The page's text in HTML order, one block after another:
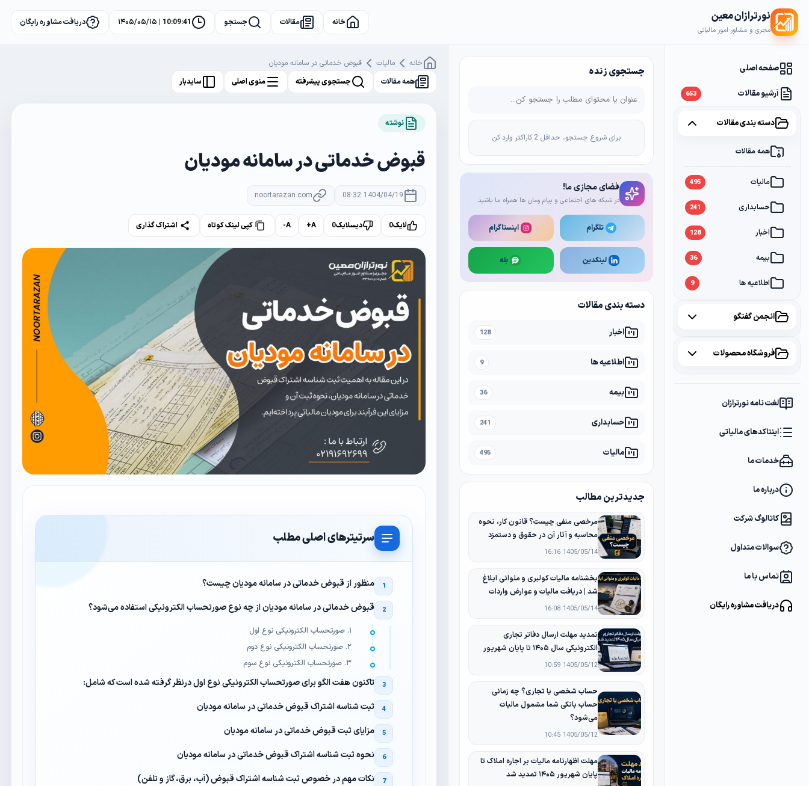
نورترازان معین
مجری و مشاور امور مالیاتی
خانه مقالات جستجو 10:09:42 | ۱۴۰۵/۰۵/۱۵ دریافت مشاوره رایگان
صفحه اصلی
آرشیو مقالات 653
دسته بندی مقالات
همه مقالات
مالیات 495
حسابداری 241
اخبار 128
بیمه 36
اطلاعیه ها 9
انجمن گفتگو
سامانه مودیان
بانک
فروشگاه محصولات
پکیج DVD آموزشی
کتاب ها
فایل های دانلودی
لغت نامه نورترازان
اینتاکدهای مالیاتی
خدمات ما
درباره ما
کاتالوگ شرکت
سوالات متداول
تماس با ما
دریافت مشاوره رایگان
جستجوی زنده
برای شروع جستجو، حداقل 2 کاراکتر وارد کن
فضای مجازی ما!
در شبکه های اجتماعی و پیام رسان ها همراه ما باشید
تلگرام اینستاگرام
لینکدین بله
دسته بندی مقالات
اخبار 128
اطلاعیه ها 9
بیمه 36
حسابداری 241
مالیات 495
جدیدترین مطالب
مرخصی منفی چیست؟ قانون کار، نحوه
محاسبه و آثار آن در حقوق و دستمزد
1405/05/14 16:16
بخشنامه مالیات کولبری و ملوانی ابلاغ
شد | دریافت مالیات و عوارض واردات
1405/05/14 16:08
تمدید مهلت ارسال دفاتر تجاری
الکترونیکی سال ۱۴۰۵ تا پایان شهریور
1405/05/12 10:59
حساب شخصی یا تجاری؟ چه زمانی
حساب بانکی شما مشمول مالیات
می‌شود؟
1405/05/12 10:45
مهلت اظهارنامه مالیات بر اجاره املاک تا
پایان شهریور ۱۴۰۵ تمدید شد
خانه مالیات
قبوض خدماتی در سامانه مودیان
همه مقالات
جستجوی پیشرفته منوی اصلی سایدبار
نوشته
قبوض خدماتی در سامانه مودیان
1404/04/19 08:32
noortarazan.com
لایک0 دیسلایک0
A+
A- کپی لینک کوتاه اشتراک گذاری
سرتیترهای اصلی مطلب
منظور از قبوض خدماتی در سامانه مودیان چیست؟
قبوض خدماتی در سامانه مودیان از چه نوع صورتحساب الکترونیکی استفاده می‌شود؟
۱. صورتحساب الکترونیکی نوع اول
۲. صورتحساب الکترونیکی نوع دوم
۳. صورتحساب الکترونیکی نوع سوم
تاکنون هفت الگو برای صورتحساب الکترونیکی نوع اول درنظر گرفته شده است که شامل:
ثبت شناسه اشتراک قبوض خدماتی در سامانه مودیان
مزایای ثبت قبوض خدماتی در سامانه مودیان
نحوه ثبت شناسه اشتراک قبوض خدماتی در سامانه مودیان
نکات مهم در خصوص ثبت شناسه اشتراک قبوض (آب، برق، گاز و تلفن)